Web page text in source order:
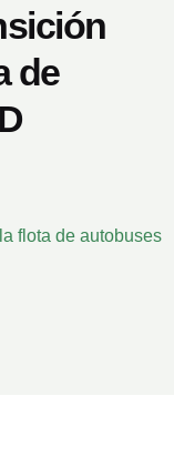
de
flota de autobuses